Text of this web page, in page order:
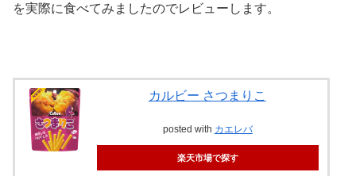
を実際に食べてみましたのでレビューします。
カルビー さつまりこ
posted with カエレバ
楽天市場で探す